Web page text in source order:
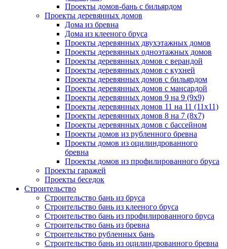
Проекты домов-бань с бильярдом
Проекты деревянных домов
Дома из бревна
Дома из клееного бруса
Проекты деревянных двухэтажных домов
Проекты деревянных одноэтажных домов
Проекты деревянных домов с верандой
Проекты деревянных домов с кухней
Проекты деревянных домов с бильярдом
Проекты деревянных домов с мансардой
Проекты деревянных домов 9 на 9 (9x9)
Проекты деревянных домов 11 на 11 (11x11)
Проекты деревянных домов 8 на 7 (8x7)
Проекты деревянных домов с бассейном
Проекты домов из рубленного бревна
Проекты домов из оцилиндрованного
бревна
Проекты домов из профилированного бруса
Проекты гаражей
Проекты беседок
Строительство
Строительство бань из бруса
Строительство бань из клееного бруса
Строительство бань из профилированного бруса
Строительство бань из бревна
Строительство рубленных бань
Строительство бань из оцилиндрованного бревна